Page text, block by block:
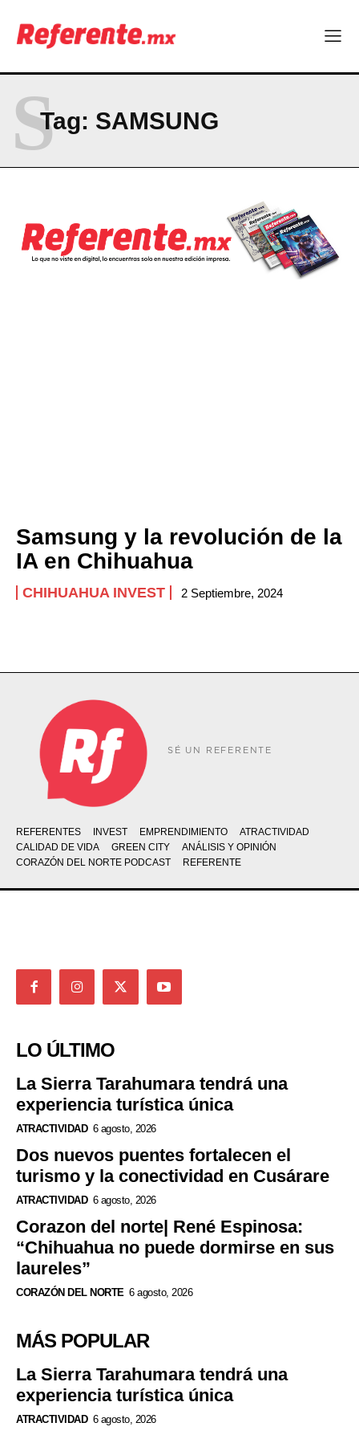
Company
CONTACT
PRIVACY POLICY
Tag: SAMSUNG
S
Samsung y la revolución de la
IA en Chihuahua
CHIHUAHUA INVEST 2 Septiembre, 2024
SÉ UN REFERENTE
REFERENTES INVEST EMPRENDIMIENTO
ATRACTIVIDAD
CALIDAD DE VIDA
GREEN CITY
ANÁLISIS Y OPINIÓN
CORAZÓN DEL NORTE PODCAST
REFERENTE
LO ÚLTIMO
La Sierra Tarahumara tendrá una
experiencia turística única
ATRACTIVIDAD 6 agosto, 2026
Dos nuevos puentes fortalecen el
turismo y la conectividad en Cusárare
ATRACTIVIDAD 6 agosto, 2026
Corazon del norte| René Espinosa:
“Chihuahua no puede dormirse en sus
laureles”
CORAZÓN DEL NORTE 6 agosto, 2026
MÁS POPULAR
La Sierra Tarahumara tendrá una
experiencia turística única
ATRACTIVIDAD 6 agosto, 2026